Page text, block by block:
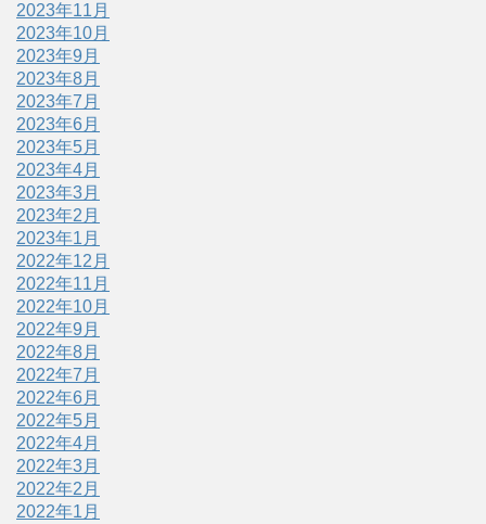
2023年11月
2023年10月
2023年9月
2023年8月
2023年7月
2023年6月
2023年5月
2023年4月
2023年3月
2023年2月
2023年1月
2022年12月
2022年11月
2022年10月
2022年9月
2022年8月
2022年7月
2022年6月
2022年5月
2022年4月
2022年3月
2022年2月
2022年1月